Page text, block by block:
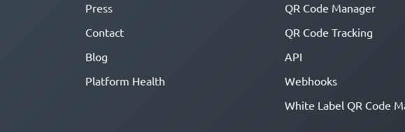
Press
Contact
Blog
Platform Health
QR Code Manager
QR Code Tracking
API
Webhooks
White Label QR Code